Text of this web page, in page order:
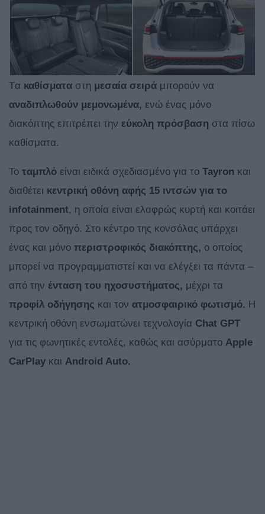
Tα καθίσματα στη μεσαία σειρά μπορούν να
αναδιπλωθούν μεμονωμένα, ενώ ένας μόνο
διακόπτης επιτρέπει την εύκολη πρόσβαση στα πίσω
καθίσματα.
Το ταμπλό είναι ειδικά σχεδιασμένο για το Tayron και
διαθέτει κεντρική οθόνη αφής 15 ιντσών για το
infotainment, η οποία είναι ελαφρώς κυρτή και κοιτάει
προς τον οδηγό. Στο κέντρο της κονσόλας υπάρχει
ένας και μόνο περιστροφικός διακόπτης, ο οποίος
μπορεί να προγραμματιστεί και να ελέγξει τα πάντα –
από την ένταση του ηχοσυστήματος, μέχρι τα
προφίλ οδήγησης και τον ατμοσφαιρικό φωτισμό. Η
κεντρική οθόνη ενσωματώνει τεχνολογία Chat GPT
για τις φωνητικές εντολές, καθώς και ασύρματο Apple
CarPlay και Android Auto.